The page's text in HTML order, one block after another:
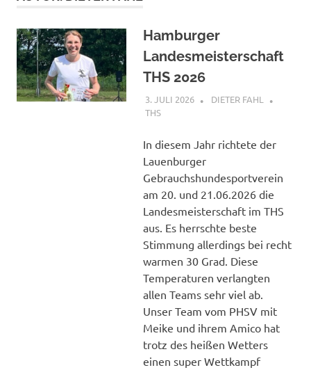
Hamburger
Landesmeisterschaft
THS 2026
3. JULI 2026
DIETER FAHL
THS
In diesem Jahr richtete der
Lauenburger
Gebrauchshundesportverein
am 20. und 21.06.2026 die
Landesmeisterschaft im THS
aus. Es herrschte beste
Stimmung allerdings bei recht
warmen 30 Grad. Diese
Temperaturen verlangten
allen Teams sehr viel ab.
Unser Team vom PHSV mit
Meike und ihrem Amico hat
trotz des heißen Wetters
einen super Wettkampf